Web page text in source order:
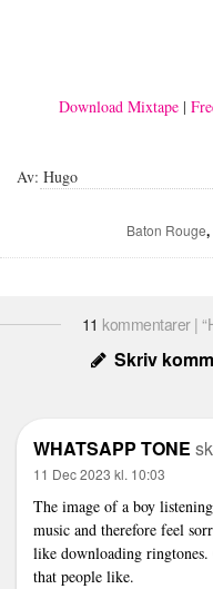
Download Mixtape |
Av: Hugo
Baton Rouge,
11 kommentarer |
Skriv
WHATSAPP TONE
11 Dec 2023 kl. 10:03
The image of a boy
music and therefore feel
like downloading
that people like.